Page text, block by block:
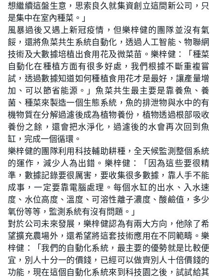
想繼續這盤生意，思索良久就集資創立這間新公司，只
是集中在室內種菜。」
風暴過後又遇上新冠疫情，但樂梓健的團隊並沒有氣
餒，還將魚菜共生系統自動化，透過人工智能、物聯網
技術及大數據培植出食用花及微菜苗。樂梓健：「種菜
自動化在種植方面有很多好處，我們根據不斷重複嘗
試，透過數據知道如何種植食用花才是最好，讓產量增
加、可以節省能源。」魚菜共生最主要是靠養魚、養
菌、種菜來製造一個生態系統，魚的排泄物與水中的有
機物質在分解過濾後成為植物養份，植物透過根部吸收
養份之餘，還會把水淨化，過濾後的水會再次回到魚
缸，完成一個循環。
樂梓健的團隊利用科技輔助耕種，全天候監測整個系統
的運作，減少人為出錯。樂梓健：「因為這些要很精
準，數據記錄要很厲害，要收集很多數據，靠人手不能
成事，一定要靠電腦處理。每個水缸的出水、入水速
度、水位高度、溫度、可溶性離子濃度、酸鹼值，多少
氧份等等，監測系統有沒有問題。」
對於公司未來發展，樂梓健認為有兩大方向，他除了希
望擴充農場外，還希望將這套技術應用在不同範疇。樂
梓健：「我們的自動化系統，最主要的優勢就是比較便
宜，別人十分一的價錢，已經可以做齊別人十倍價錢的
功能，現在這個自動化系統來到科技園之後，試試給其